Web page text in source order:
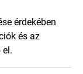
érdekében
és az
el.